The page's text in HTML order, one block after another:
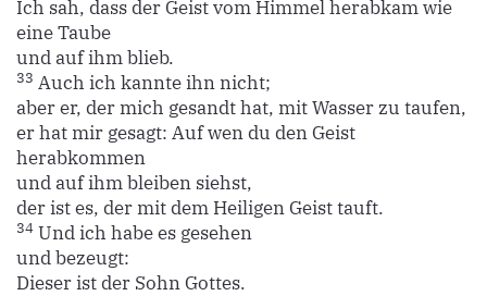
Ich sah, dass der Geist vom Himmel herabkam wie
eine Taube
und auf ihm blieb.
33 Auch ich kannte ihn nicht;
aber er, der mich gesandt hat, mit Wasser zu taufen,
er hat mir gesagt: Auf wen du den Geist
herabkommen
und auf ihm bleiben siehst,
der ist es, der mit dem Heiligen Geist tauft.
34 Und ich habe es gesehen
und bezeugt:
Dieser ist der Sohn Gottes.